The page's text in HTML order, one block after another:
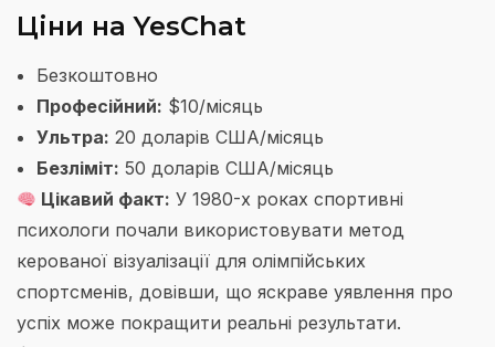
Ціни на YesChat
Безкоштовно
Професійний: $10/місяць
Ультра: 20 доларів США/місяць
Безліміт: 50 доларів США/місяць
Цікавий факт: У 1980-х роках спортивні
психологи почали використовувати метод
керованої візуалізації для олімпійських
спортсменів, довівши, що яскраве уявлення про
успіх може покращити реальні результати.